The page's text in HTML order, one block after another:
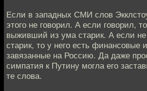
Если в западных СМИ слов
этого не говорил. А если говорил,
выживший из ума старик. А если
старик, то у него есть финансовые
завязанные на Россию. Да даже
симпатия к Путину могла его
те слова.